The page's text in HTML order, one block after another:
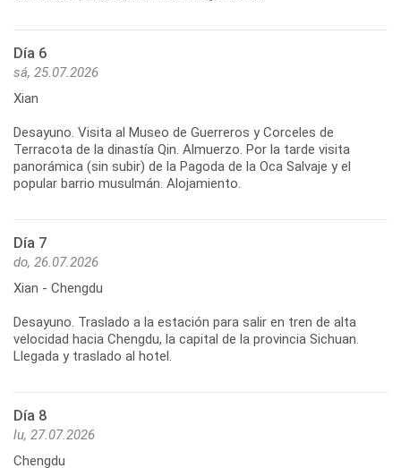
Día 6
sá, 25.07.2026
Xian
Desayuno. Visita al Museo de Guerreros y Corceles de
Terracota de la dinastía Qin. Almuerzo. Por la tarde visita
panorámica (sin subir) de la Pagoda de la Oca Salvaje y el
Día 7
do, 26.07.2026
Xian - Chengdu
Desayuno. Traslado a la estación para salir en tren de alta
velocidad hacia Chengdu, la capital de la provincia Sichuan.
Día 8
lu, 27.07.2026
Chengdu